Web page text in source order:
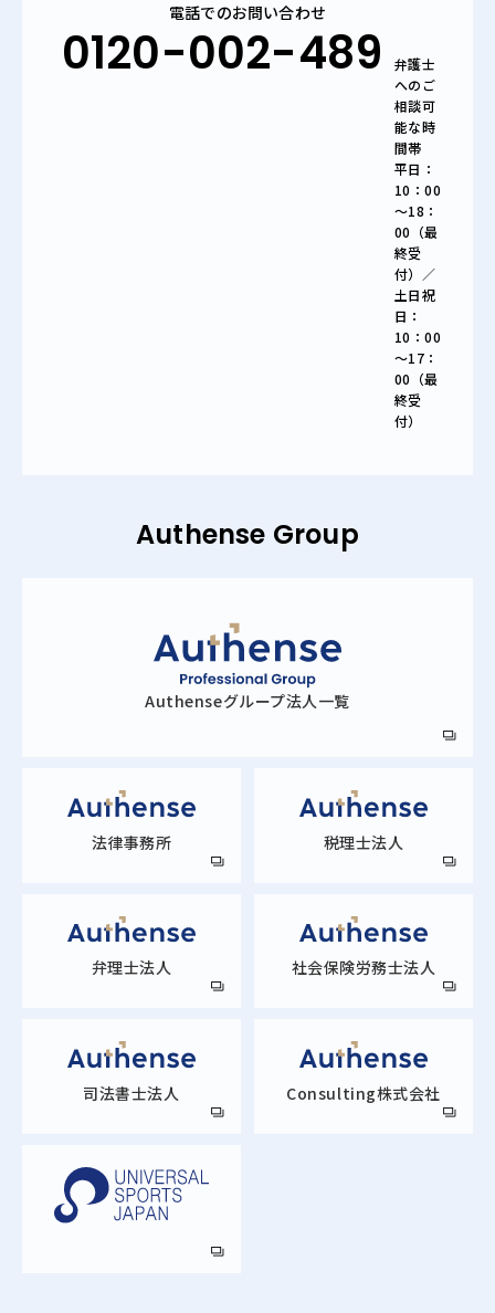
電話でのお問い合わせ
0120-002-489
弁護士
へのご
相談可
能な時
間帯
平日：
10：00
～18：
00（最
終受
付）／
土日祝
日：
10：00
～17：
00（最
終受
付）
Authense Group
Authenseグループ法人一覧
法律事務所 税理士法人
弁理士法人 社会保険労務士法人
司法書士法人 Consulting株式会社